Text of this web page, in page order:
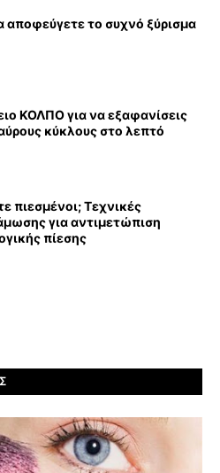
αποφεύγετε το συχνό ξύρισμα
ΚΟΛΠΟ για να εξαφανίσεις
κύκλους στο λεπτό
πιεσμένοι; Τεχνικές
για αντιμετώπιση
πίεσης